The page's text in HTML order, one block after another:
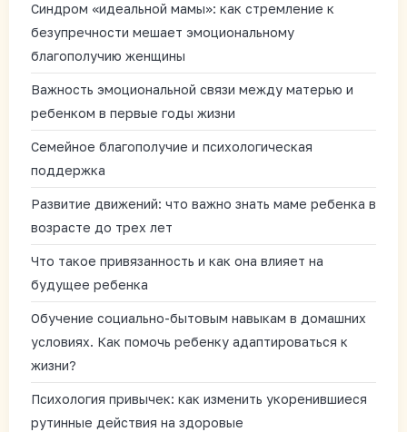
Синдром «идеальной мамы»: как стремление к
безупречности мешает эмоциональному
благополучию женщины
Важность эмоциональной связи между матерью и
ребенком в первые годы жизни
Семейное благополучие и психологическая
поддержка
Развитие движений: что важно знать маме ребенка в
возрасте до трех лет
Что такое привязанность и как она влияет на
будущее ребенка
Обучение социально-бытовым навыкам в домашних
условиях. Как помочь ребенку адаптироваться к
жизни?
Психология привычек: как изменить укоренившиеся
рутинные действия на здоровые